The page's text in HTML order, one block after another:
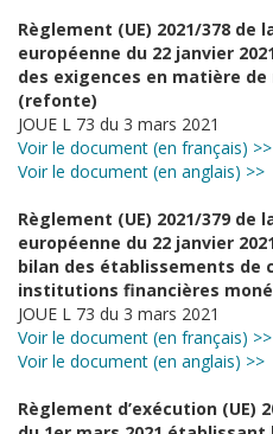
Règlement (UE) 2021/378 de
européenne du 22 janvier
des exigences en matière
(refonte)
JOUE L 73 du 3 mars 2021
Voir le document (en français) >>
Voir le document (en anglais) >>
Règlement (UE) 2021/379 de
européenne du 22 janvier
bilan des établissements de
institutions financières
JOUE L 73 du 3 mars 2021
Voir le document (en français) >>
Voir le document (en anglais) >>
Règlement d’exécution (UE)